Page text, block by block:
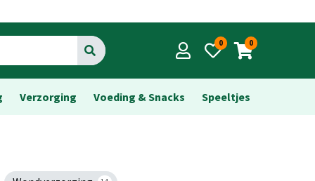
Go 0 0
Verzorging Voeding & Snacks Speeltjes